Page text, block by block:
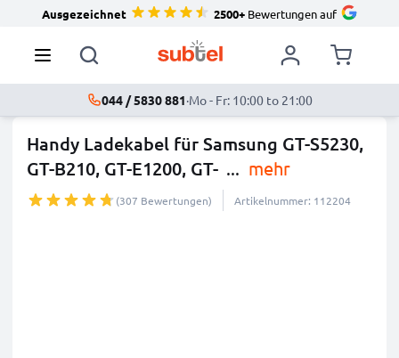
Ausgezeichnet 2500+Bewertungen auf
044 / 5830 881·Mo - Fr: 10:00 to 21:00
Handy Ladekabel für Samsung GT-S5230,
GT-B210, GT-E1200, GT- ... mehr
(307 Bewertungen) Artikelnummer: 112204